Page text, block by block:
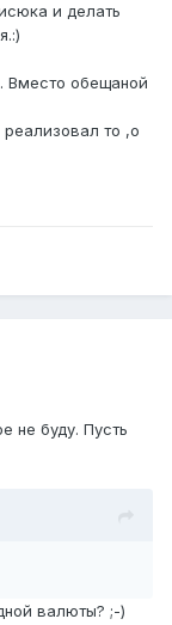
и делать
Вместо обещаной
то ,о
не буду. Пусть
валюты? ;-)